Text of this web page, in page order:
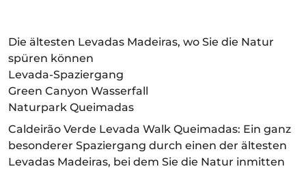
Die ältesten Levadas Madeiras, wo Sie die Natur
spüren können
Levada-Spaziergang
Green Canyon Wasserfall
Naturpark Queimadas
Caldeirão Verde Levada Walk Queimadas: Ein ganz
besonderer Spaziergang durch einen der ältesten
Levadas Madeiras, bei dem Sie die Natur inmitten